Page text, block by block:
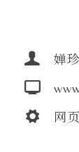
婵
网